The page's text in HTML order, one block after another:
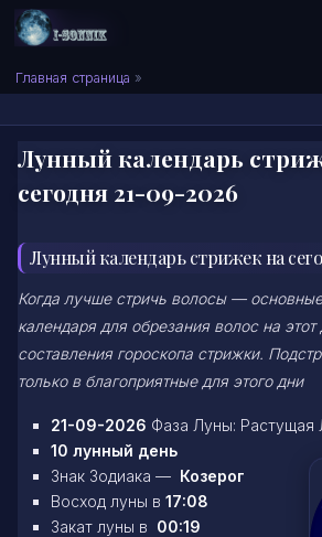
Skip to content
Сонник I-SONNIK.COM
Главная страница »
Лунный календарь
сегодня 21-09-2026
Лунный календарь стрижек на
Когда лучше стричь волосы — основные
календаря для обрезания волос на
составления гороскопа стрижки.
только в благоприятные для этого дни
21-09-2026 Фаза Луны: Растущая
10 лунный день
Знак Зодиака — Козерог
Восход луны в 17:08
Закат луны в 00:19